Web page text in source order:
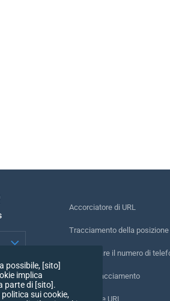
Accorciatore di URL
Tracciamento della posizione
Rintracciare il numero di
Pixel di tracciamento
Controllore URL
possibile, [sito]
implica
parte di [sito].
sui cookie,